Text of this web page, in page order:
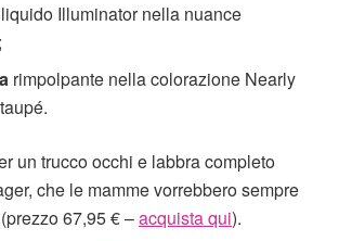
liquido Illuminator nella nuance
rimpolpante nella colorazione Nearly
un trucco occhi e labbra completo
che le mamme vorrebbero sempre
67,95 € –acquista qui).